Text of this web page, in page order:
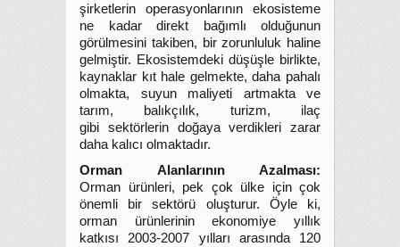
şirketlerin operasyonlarının ekosisteme
ne kadar direkt bağımlı olduğunun
görülmesini takiben, bir zorunluluk haline
gelmiştir. Ekosistemdeki düşüşle birlikte,
kaynaklar kıt hale gelmekte, daha pahalı
olmakta, suyun maliyeti artmakta ve
tarım, balıkçılık, turizm, ilaç
gibi sektörlerin doğaya verdikleri zarar
daha kalıcı olmaktadır.
Orman Alanlarının Azalması:
Orman ürünleri, pek çok ülke için çok
önemli bir sektörü oluşturur. Öyle ki,
orman ürünlerinin ekonomiye yıllık
katkısı 2003-2007 yılları arasında 120